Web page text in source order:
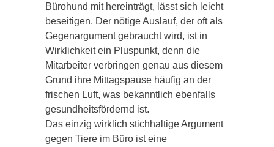
Bürohund mit hereinträgt, lässt sich leicht
beseitigen. Der nötige Auslauf, der oft als
Gegenargument gebraucht wird, ist in
Wirklichkeit ein Pluspunkt, denn die
Mitarbeiter verbringen genau aus diesem
Grund ihre Mittagspause häufig an der
frischen Luft, was bekanntlich ebenfalls
gesundheitsfördernd ist.
Das einzig wirklich stichhaltige Argument
gegen Tiere im Büro ist eine